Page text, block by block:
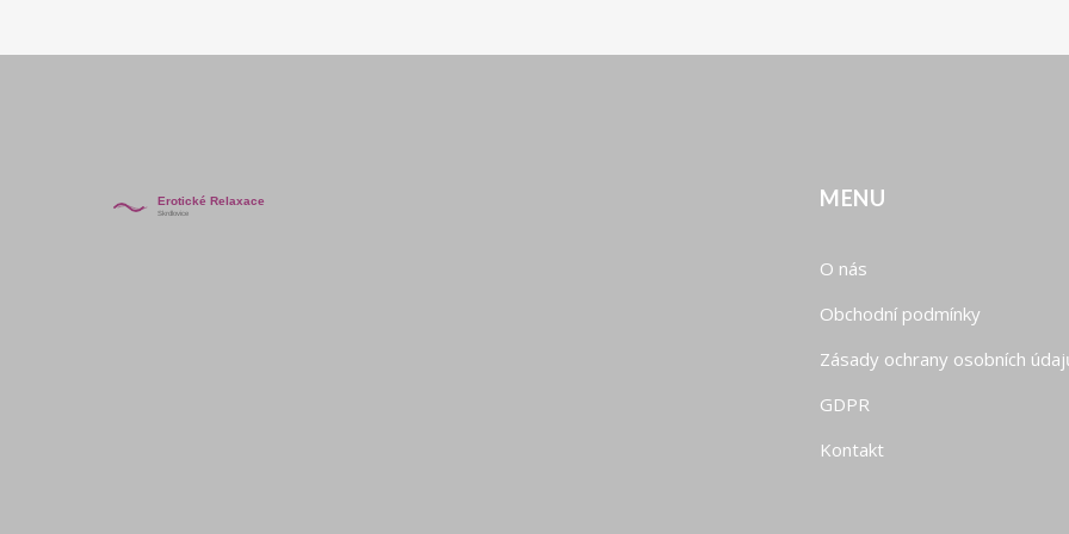
MENU
O nás
Obchodní podmínky
Zásady ochrany osobních
GDPR
Kontakt